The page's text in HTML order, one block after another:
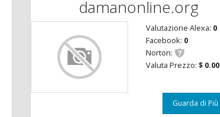
damanonline.org
Valutazione Alexa: 0
Facebook: 0
Norton:
Valuta Prezzo: $ 0.00
Guarda di Più